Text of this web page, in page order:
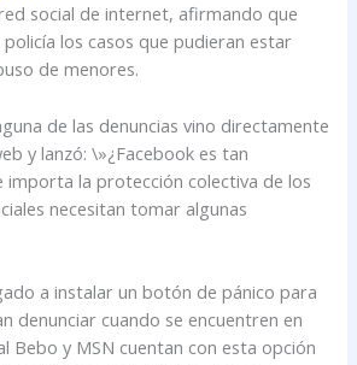
social de internet, afirmando que
los casos que pudieran estar
de menores.
de las denuncias vino directamente
y lanzó: \»¿Facebook es tan
importa la protección colectiva de los
necesitan tomar algunas
a instalar un botón de pánico para
denunciar cuando se encuentren en
Bebo y MSN cuentan con esta opción